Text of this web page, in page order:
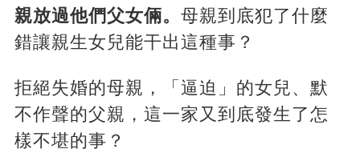
親放過他們父女倆。 母親到底犯了什麼
錯讓親生女兒能干出這種事？
拒絕失婚的母親，「逼迫」的女兒、默
不作聲的父親，這一家又到底發生了怎
樣不堪的事？